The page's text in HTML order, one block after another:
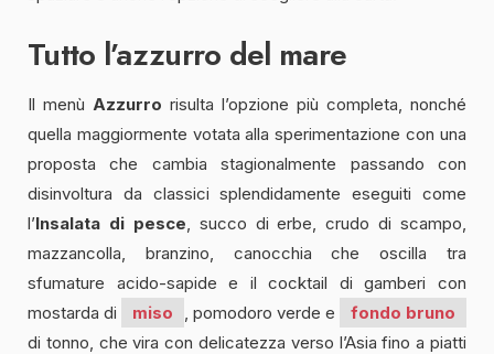
Tutto l’azzurro del mare
Il menù Azzurro risulta l’opzione più completa, nonché
quella maggiormente votata alla sperimentazione con una
proposta che cambia stagionalmente passando con
disinvoltura da classici splendidamente eseguiti come
l’Insalata di pesce , succo di erbe, crudo di scampo,
mazzancolla, branzino, canocchia che oscilla tra
sfumature acido-sapide e il cocktail di gamberi con
mostarda di
miso , pomodoro verde e
fondo bruno
di tonno, che vira con delicatezza verso l’Asia fino a piatti